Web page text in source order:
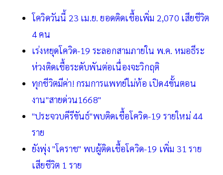
โควิดวันนี้ 23 เม.ย. ยอดติดเชื้อเพิ่ม 2,070 เสียชีวิต
4 คน
เร่งหยุดโควิด-19 ระลอกสามภายใน พ.ค. หมอธีระ
ห่วงติดเชื้อระดับพันต่อเนื่องจะวิกฤติ
ทุกชีวิตมีค่า! กรมการแพทย์ไม่ท้อ เปิด4ขั้นตอน
งาน"สายด่วน1668"
"ประจวบคีรีขันธ์"พบติดเชื้อโควิด-19 รายใหม่ 44
ราย
ยังพุ่ง "โคราช" พบผู้ติดเชื้อโควิด-19 เพิ่ม 31 ราย
เสียชีวิต 1 ราย